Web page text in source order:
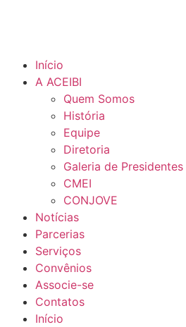
Início
A ACEIBI
Quem Somos
História
Equipe
Diretoria
Galeria de Presidentes
CMEI
CONJOVE
Notícias
Parcerias
Serviços
Convênios
Associe-se
Contatos
Início